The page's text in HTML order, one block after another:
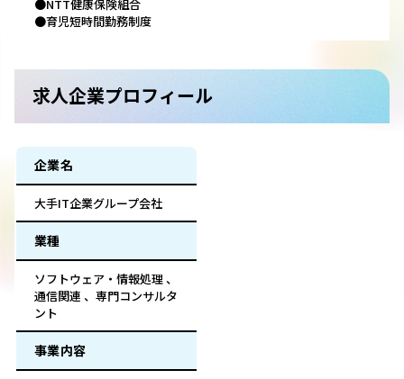
●NTT健康保険組合
●育児短時間勤務制度
求人企業プロフィール
企業名
大手IT企業グループ会社
業種
ソフトウェア・情報処理 、
通信関連 、専門コンサルタ
ント
事業内容